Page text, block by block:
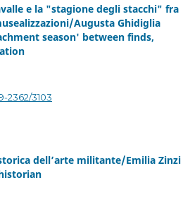
e la "stagione degli stacchi" fra
Augusta Ghidiglia
season' between finds,
2362/3103
dell’arte militante/Emilia Zinzi